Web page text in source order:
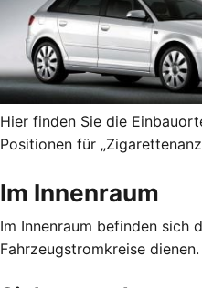
Hier finden Sie die
Positionen für
Im Innenraum
Im Innenraum befinden sich
Fahrzeugstromkreise dienen.